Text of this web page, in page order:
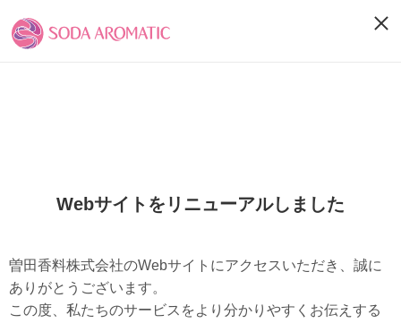
Webサイトをリニューアルしました
曽田香料株式会社のWebサイトにアクセスいただき、誠に
ありがとうございます。
この度、私たちのサービスをより分かりやすくお伝えする